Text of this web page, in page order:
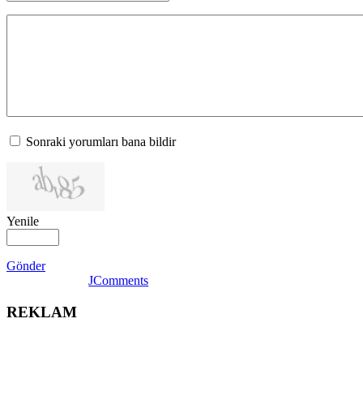
Sonraki yorumları bana bildir
Yenile
Gönder
JComments
REKLAM